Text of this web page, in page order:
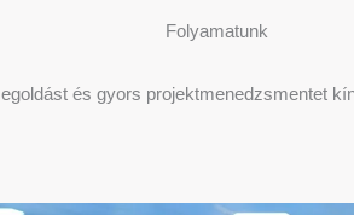
Folyamatunk
és gyors projektmenedzsmentet